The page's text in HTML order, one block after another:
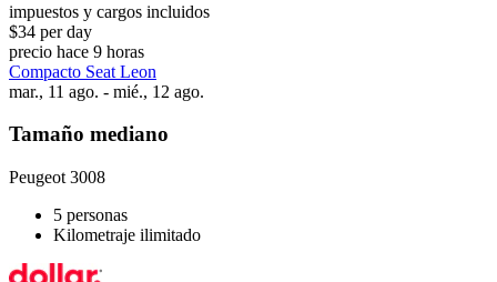
impuestos y cargos incluidos
$34 per day
precio hace 9 horas
Compacto Seat Leon
mar., 11 ago. - mié., 12 ago.
Tamaño mediano
Peugeot 3008
5 personas
Kilometraje ilimitado